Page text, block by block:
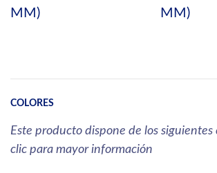
MM)
MM)
COLORES
Este producto dispone de los siguientes
clic para mayor información